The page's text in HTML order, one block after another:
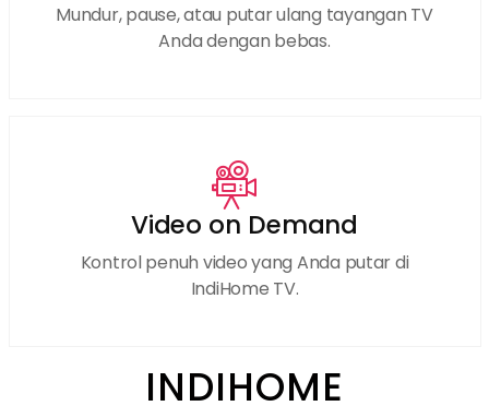
Mundur, pause, atau putar ulang tayangan TV
Anda dengan bebas.
Video on Demand
Kontrol penuh video yang Anda putar di
IndiHome TV.
INDIHOME